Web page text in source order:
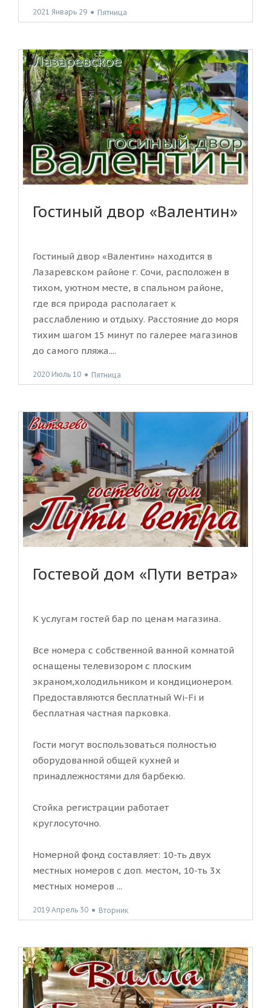
2021 Январь 29 ● Пятница
Гостиный двор «Валентин»
Гостиный двор «Валентин» находится в
Лазаревском районе г. Сочи, расположен в
тихом, уютном месте, в спальном районе,
где вся природа располагает к
расслаблению и отдыху. Расстояние до моря
тихим шагом 15 минут по галерее магазинов
до самого пляжа....
2020 Июль 10 ● Пятница
Гостевой дом «Пути ветра»
К услугам гостей бар по ценам магазина.
Все номера с собственной ванной комнатой
оснащены телевизором с плоским
экраном,холодильником и кондиционером.
Предоставляются бесплатный Wi-Fi и
бесплатная частная парковка.
Гости могут воспользоваться полностью
оборудованной общей кухней и
принадлежностями для барбекю.
Стойка регистрации работает
круглосуточно.
Номерной фонд составляет: 10-ть двух
местных номеров с доп. местом, 10-ть 3х
местных номеров ...
2019 Апрель 30 ● Вторник